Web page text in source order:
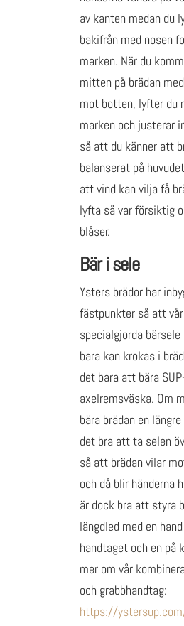
av kanten medan du
bakifrån med nosen
marken. När du
mitten på brädan
mot botten, lyfter du
marken och justerar
så att du känner att
balanserat på
att vind kan vilja få
lyfta så var försiktig
blåser.
Bär i sele
Ysters brädor har
fästpunkter så att vår
specialgjorda
bara kan krokas i
det bara att bära
axelremsväska. Om
bära brädan en
det bra att ta selen
så att brädan vilar
och då blir händerna
är dock bra att styra
längdled med en
handtaget och en på
mer om vår
och grabbhandtag:
https://